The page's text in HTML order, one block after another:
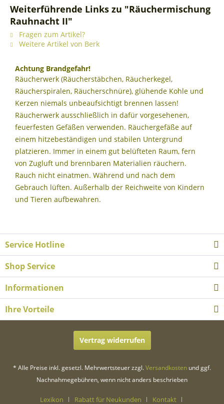
Weiterführende Links zu "Räuchermischung
Rauhnacht II"
Fragen zum Artikel?
Weitere Artikel von Berk
Achtung Brandgefahr!
Räucherwerk (Räucherstäbchen, Räucherkegel,
Räucherspiralen, Räucherschnüre), glühende Kohle und
Kerzen niemals unbeaufsichtigt brennen lassen!
Räucherwerk ausschließlich in dafür vorgesehenen,
feuerfesten Gefäßen verwenden. Räuchergefäße auf
einem hitzebeständigen und stabilen Untergrund
platzieren. Immer in einem gut belüfteten Raum, fern
von Zugluft und brennbaren Materialien räuchern.
Rauch nicht einatmen. Während und nach dem
Gebrauch lüften. Außerhalb der Reichweite von Kindern
und Tieren aufbewahren.
Service Hotline
Shop Service
Informationen
Ihre Vorteile
Vertrag widerrufen
* Alle Preise inkl. gesetzl. Mehrwertsteuer zzgl.Versandkosten und ggf.
Nachnahmegebühren, wenn nicht anders beschrieben
Lexikon Rabatt für Neukunden Kontakt